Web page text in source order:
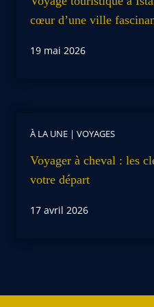
cœur d’une ville
19 mai 2026
À LA UNE | VOYAGES
Voyager à cheval : les
votre départ
17 avril 2026